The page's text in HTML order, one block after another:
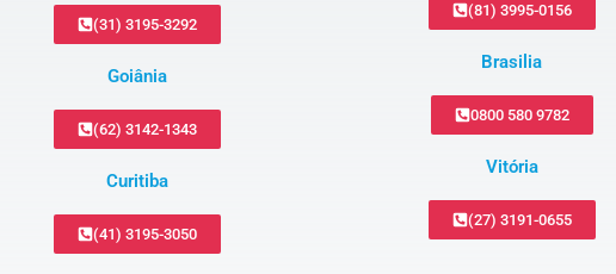
(31) 3195-3292
Goiânia
(62) 3142-1343
Curitiba
(41) 3195-3050
(81) 3995-0156
Brasilia
0800 580 9782
Vitória
(27) 3191-0655